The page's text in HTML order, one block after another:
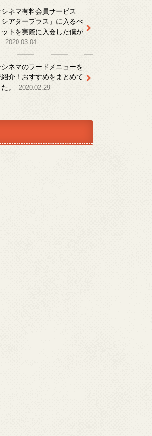
シネマ有料会員サービス
シアタープラス」に入るべ
ットを実際に入会した僕が
2020.03.04
シネマのフードメニューを
介！おすすめをまとめて
。
2020.02.29